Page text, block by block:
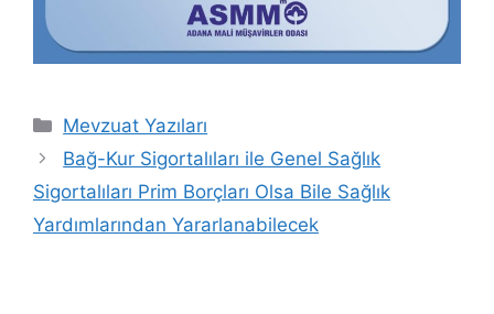
Kategoriler
Mevzuat Yazıları
Bağ-Kur Sigortalıları ile Genel Sağlık
Sigortalıları Prim Borçları Olsa Bile Sağlık
Yardımlarından Yararlanabilecek